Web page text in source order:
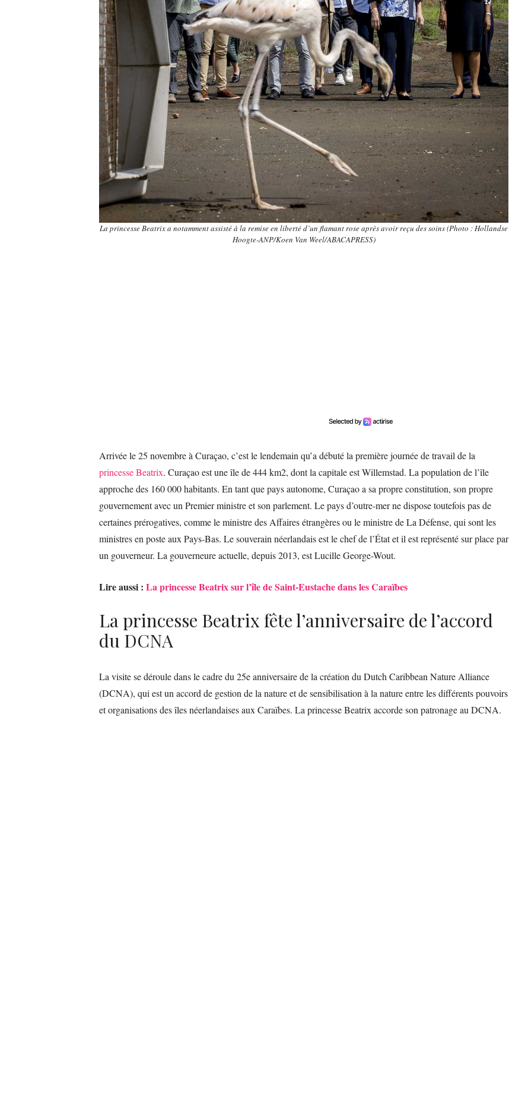
La princesse Beatrix a notamment assisté à la remise en liberté d’un flamant rose après avoir reçu des soins (Photo : Hollandse
Hoogte-ANP/Koen Van Weel/ABACAPRESS)
Arrivée le 25 novembre à Curaçao, c’est le lendemain qu’a débuté la première journée de travail de la
princesse Beatrix. Curaçao est une île de 444 km2, dont la capitale est Willemstad. La population de l’île
approche des 160 000 habitants. En tant que pays autonome, Curaçao a sa propre constitution, son propre
gouvernement avec un Premier ministre et son parlement. Le pays d’outre-mer ne dispose toutefois pas de
certaines prérogatives, comme le ministre des Affaires étrangères ou le ministre de La Défense, qui sont les
ministres en poste aux Pays-Bas. Le souverain néerlandais est le chef de l’État et il est représenté sur place par
un gouverneur. La gouverneure actuelle, depuis 2013, est Lucille George-Wout.
Lire aussi : La princesse Beatrix sur l’île de Saint-Eustache dans les Caraïbes
La princesse Beatrix fête l’anniversaire de l’accord
du DCNA
La visite se déroule dans le cadre du 25e anniversaire de la création du Dutch Caribbean Nature Alliance
(DCNA), qui est un accord de gestion de la nature et de sensibilisation à la nature entre les différents pouvoirs
et organisations des îles néerlandaises aux Caraïbes. La princesse Beatrix accorde son patronage au DCNA.